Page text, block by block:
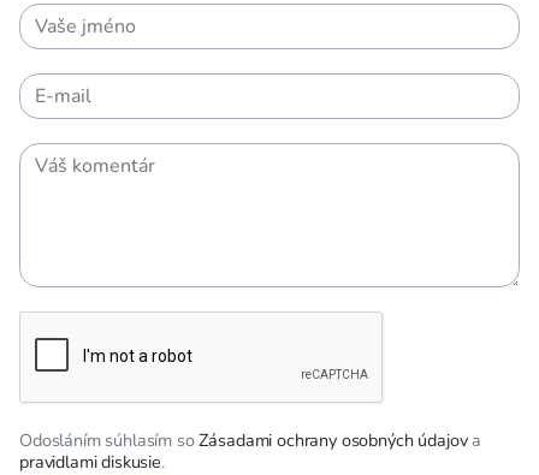
Odosláním súhlasím soZásadami ochrany osobných údajova
pravidlami diskusie.